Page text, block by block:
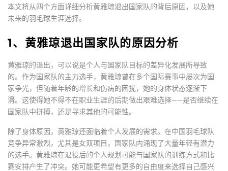
本文将从四个方面详细分析黄雅琼退出国家队的背后原因，以及她
未来的羽毛球生涯选择。
1、黄雅琼退出国家队的原因分析
黄雅琼的退出，可以说是个人与国家队目标的差异化发展所导致
的。作为国家队的主力选手，黄雅琼曾在多个国际赛事中屡次为国
家争光，但随着年龄的增长和伤病的困扰，她的身体状态逐渐下
滑。这使得她不得不在职业生涯的后期做出艰难选择——是否继续在
国家队中拼搏，还是寻求其他的可能性。
除了身体原因，黄雅琼还面临着个人发展的需求。在中国羽毛球队
竞争异常激烈，尤其是女双项目，国家队内涌现了大量年轻有潜力
的选手。黄雅琼在退役后的个人规划可能与国家队的训练方式和比
赛安排产生了冲突。她可能更希望有更多的自由度来选择自己感兴